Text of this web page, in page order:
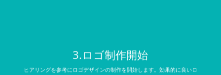
3.ロゴ制作開始
ヒアリングを参考にロゴデザインの制作を開始します。効果的に良いロ